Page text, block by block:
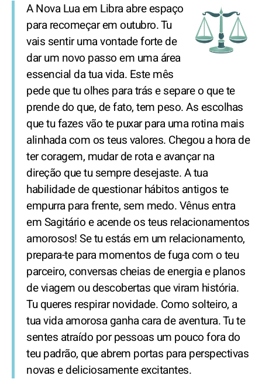
A Nova Lua em Libra abre espaço
para recomeçar em outubro. Tu
vais sentir uma vontade forte de
dar um novo passo em uma área
essencial da tua vida. Este mês
pede que tu olhes para trás e separe o que te
prende do que, de fato, tem peso. As escolhas
que tu fazes vão te puxar para uma rotina mais
alinhada com os teus valores. Chegou a hora de
ter coragem, mudar de rota e avançar na
direção que tu sempre desejaste. A tua
habilidade de questionar hábitos antigos te
empurra para frente, sem medo. Vênus entra
em Sagitário e acende os teus relacionamentos
amorosos! Se tu estás em um relacionamento,
prepara-te para momentos de fuga com o teu
parceiro, conversas cheias de energia e planos
de viagem ou descobertas que viram história.
Tu queres respirar novidade. Como solteiro, a
tua vida amorosa ganha cara de aventura. Tu te
sentes atraído por pessoas um pouco fora do
teu padrão, que abrem portas para perspectivas
novas e deliciosamente excitantes.